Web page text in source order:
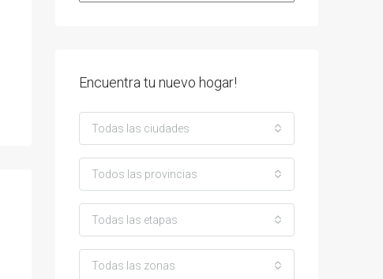
Encuentra tu nuevo hogar!
Todas las ciudades
Todos las provincias
Todas las etapas
Todas las zonas